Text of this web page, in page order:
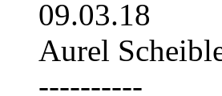
09.03.18
Aurel
----------